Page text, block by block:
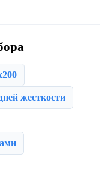
жесткости